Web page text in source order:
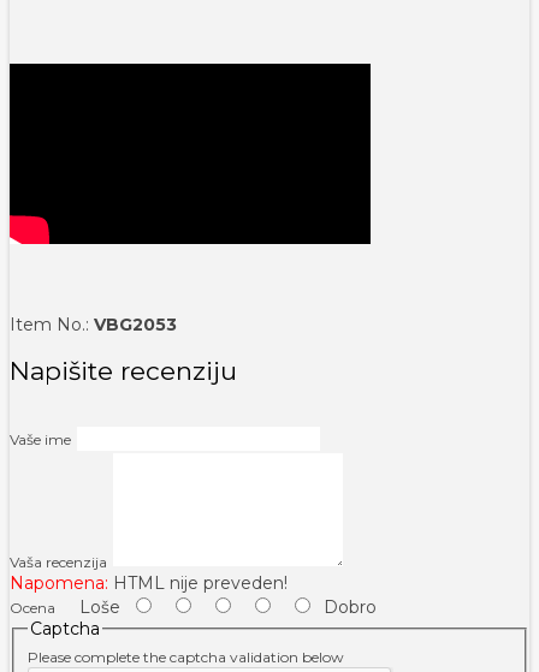
Item No.: VBG2053
Napišite recenziju
Vaše ime
Vaša recenzija
Napomena: HTML nije preveden!
Ocena Loše
Dobro
Captcha
Please complete the captcha validation below